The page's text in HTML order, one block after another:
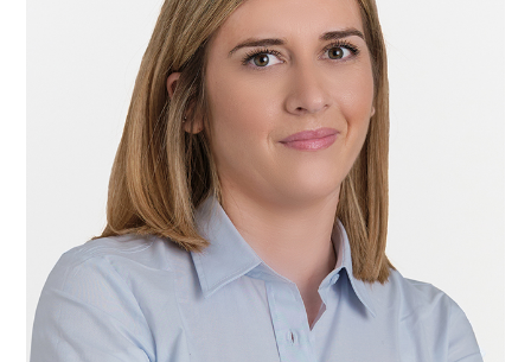
NOVOSTI
GALERIJA
KONTAKT
MULTILAB WEB SHOP